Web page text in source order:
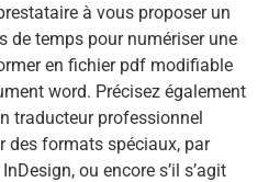
à vous proposer un
de temps pour numériser une
en fichier pdf modifiable
word. Précisez également
traducteur professionnel
des formats spéciaux, par
ou encore s’il s’agit